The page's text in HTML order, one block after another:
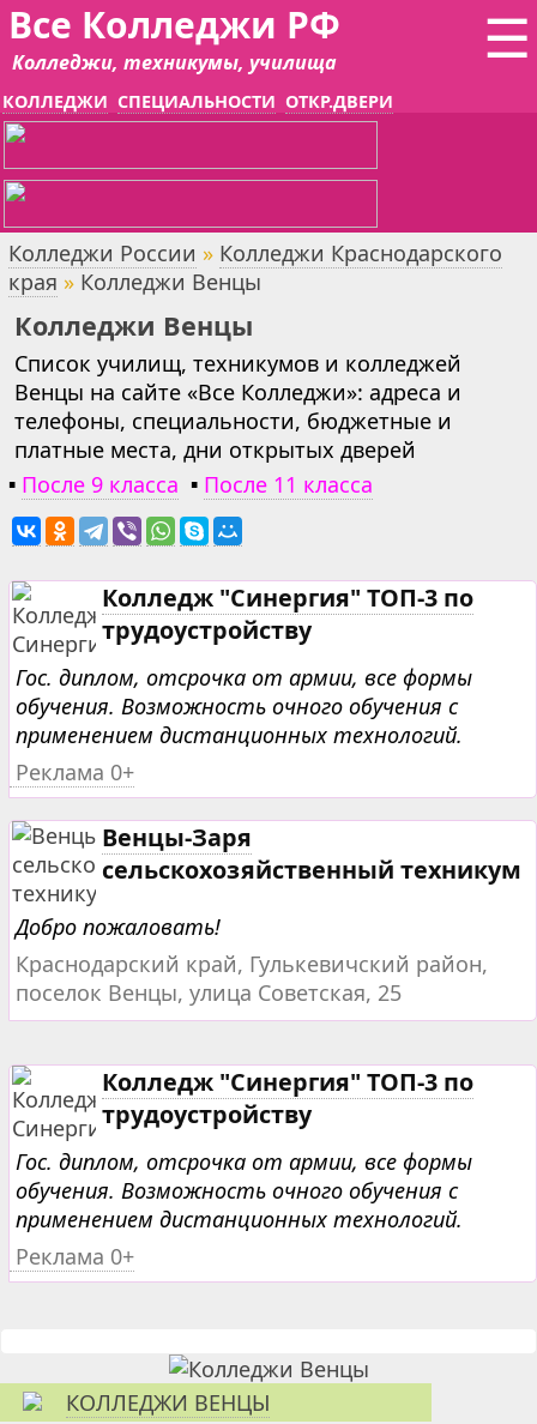
☰
Все Колледжи РФ
Колледжи, техникумы, училища
КОЛЛЕДЖИ СПЕЦИАЛЬНОСТИ ОТКР.ДВЕРИ
Колледжи России » Колледжи Краснодарского
края » Колледжи Венцы
Колледжи Венцы
Список училищ, техникумов и колледжей
Венцы на сайте «Все Колледжи»: адреса и
телефоны, специальности, бюджетные и
платные места, дни открытых дверей
▪ После 9 класса ▪ После 11 класса
Колледж "Синергия" ТОП-3 по
трудоустройству
Гос. диплом, отсрочка от армии, все формы
обучения. Возможность очного обучения с
применением дистанционных технологий.
Реклама 0+
Венцы-Заря
сельскохозяйственный техникум
Добро пожаловать!
Краснодарский край, Гулькевичский район,
поселок Венцы, улица Советская, 25
Колледж "Синергия" ТОП-3 по
трудоустройству
Гос. диплом, отсрочка от армии, все формы
обучения. Возможность очного обучения с
применением дистанционных технологий.
Реклама 0+
КОЛЛЕДЖИ ВЕНЦЫ